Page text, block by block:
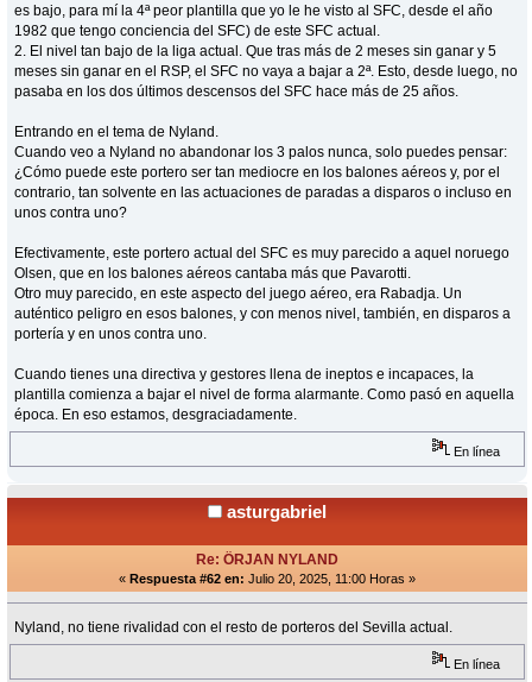
es bajo, para mí la 4ª peor plantilla que yo le he visto al SFC, desde el año
1982 que tengo conciencia del SFC) de este SFC actual.
2. El nivel tan bajo de la liga actual. Que tras más de 2 meses sin ganar y 5
meses sin ganar en el RSP, el SFC no vaya a bajar a 2ª. Esto, desde luego, no
pasaba en los dos últimos descensos del SFC hace más de 25 años.
Entrando en el tema de Nyland.
Cuando veo a Nyland no abandonar los 3 palos nunca, solo puedes pensar:
¿Cómo puede este portero ser tan mediocre en los balones aéreos y, por el
contrario, tan solvente en las actuaciones de paradas a disparos o incluso en
unos contra uno?
Efectivamente, este portero actual del SFC es muy parecido a aquel noruego
Olsen, que en los balones aéreos cantaba más que Pavarotti.
Otro muy parecido, en este aspecto del juego aéreo, era Rabadja. Un
auténtico peligro en esos balones, y con menos nivel, también, en disparos a
portería y en unos contra uno.
Cuando tienes una directiva y gestores llena de ineptos e incapaces, la
plantilla comienza a bajar el nivel de forma alarmante. Como pasó en aquella
época. En eso estamos, desgraciadamente.
En línea
asturgabriel
Re: ÖRJAN NYLAND
« Respuesta #62 en: Julio 20, 2025, 11:00 Horas »
Nyland, no tiene rivalidad con el resto de porteros del Sevilla actual.
En línea